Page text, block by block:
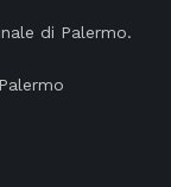
di Palermo.